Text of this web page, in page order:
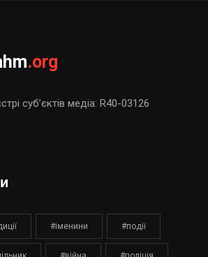
.org
суб’єктів медіа: R40-03126
#іменини #події